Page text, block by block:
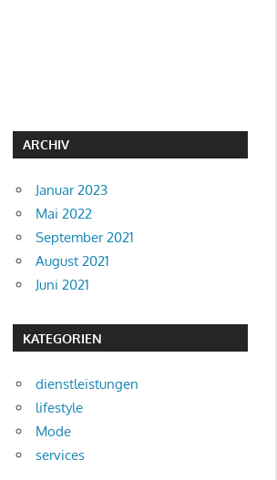
ARCHIV
Januar 2023
Mai 2022
September 2021
August 2021
Juni 2021
KATEGORIEN
dienstleistungen
lifestyle
Mode
services